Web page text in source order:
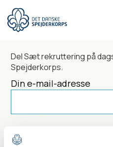
hovedindhold
DelSæt rekruttering på
Spejderkorps.
Din e-mail-adresse
Dit navn